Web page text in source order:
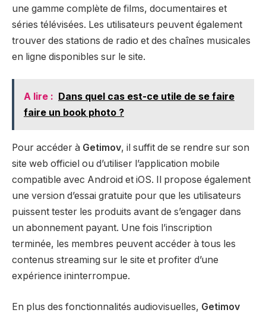
une gamme complète de films, documentaires et
séries télévisées. Les utilisateurs peuvent également
trouver des stations de radio et des chaînes musicales
en ligne disponibles sur le site.
A lire : Dans quel cas est-ce utile de se faire
faire un book photo ?
Pour accéder à Getimov, il suffit de se rendre sur son
site web officiel ou d’utiliser l’application mobile
compatible avec Android et iOS. Il propose également
une version d’essai gratuite pour que les utilisateurs
puissent tester les produits avant de s’engager dans
un abonnement payant. Une fois l’inscription
terminée, les membres peuvent accéder à tous les
contenus streaming sur le site et profiter d’une
expérience ininterrompue.
En plus des fonctionnalités audiovisuelles, Getimov